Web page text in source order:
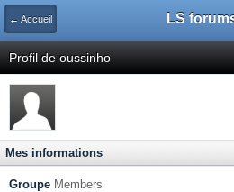
← Accueil LS
Profil de oussinho
Mes informations
Groupe Members